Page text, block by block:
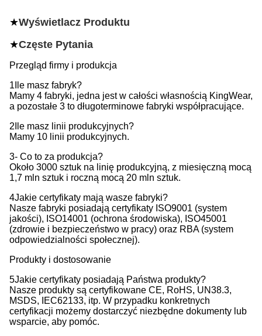
★Wyświetlacz Produktu
★Częste Pytania
Przegląd firmy i produkcja
1Ile masz fabryk?
Mamy 4 fabryki, jedna jest w całości własnością KingWear,
a pozostałe 3 to długoterminowe fabryki współpracujące.
2Ile masz linii produkcyjnych?
Mamy 10 linii produkcyjnych.
3- Co to za produkcja?
Około 3000 sztuk na linię produkcyjną, z miesięczną mocą
1,7 mln sztuk i roczną mocą 20 mln sztuk.
4Jakie certyfikaty mają wasze fabryki?
Nasze fabryki posiadają certyfikaty ISO9001 (system
jakości), ISO14001 (ochrona środowiska), ISO45001
(zdrowie i bezpieczeństwo w pracy) oraz RBA (system
odpowiedzialności społecznej).
Produkty i dostosowanie
5Jakie certyfikaty posiadają Państwa produkty?
Nasze produkty są certyfikowane CE, RoHS, UN38.3,
MSDS, IEC62133, itp. W przypadku konkretnych
certyfikacji możemy dostarczyć niezbędne dokumenty lub
wsparcie, aby pomóc.